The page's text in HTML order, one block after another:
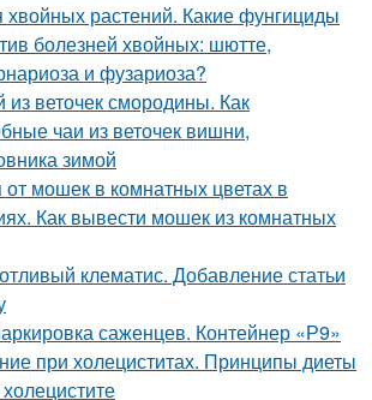
растений. Какие фунгициды
болезней хвойных: шютте,
и фузариоза?
веточек смородины. Как
чаи из веточек вишни,
зимой
от мошек в комнатных цветах в
Как вывести мошек из комнатных
клематис. Добавление статьи
саженцев. Контейнер «Р9»
при холециститах. Принципы диеты